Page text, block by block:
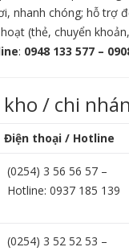
nhanh chóng; hỗ trợ
(thẻ, chuyển
: 0948 133 577 –
/ chi
Điện thoại / Hotline
(0254) 3 56 56 57 –
Hotline: 0937 185 139
(0254) 3 52 52 53 –